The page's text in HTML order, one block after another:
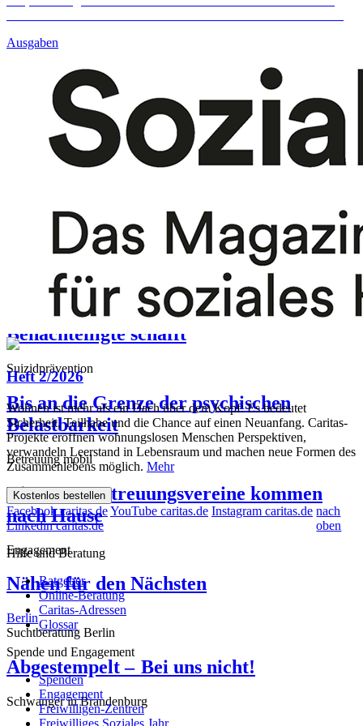
Ausgaben
Begleitung beim Lernen
Kindern beim Büffeln zur Seite stehen
Einsatz über Barrieren
„Dieses Jahr hat mich stärker gemacht“
Da sein für andere
Kaffee, Kuchen und Kontakt
Wohnungen gesucht
Wie ein „TürÖffner“ Wohnraum für
Benachteiligte schafft
Suizidprävention
Bis an die Grenze der psychischen
Belastbarkeit
Betreuung mobil
Die SKM Betreuungsvereine kommen
nach Hause
Engagement
Nähen für den Nächsten
Berlin
Suchtberatung Berlin
Abgestempelt – Bei uns nicht!
Schwanger in Brandenburg
Heft 2/2026
Wohnen ist mehr als ein Dach über dem Kopf: Es bedeutet
Sicherheit, Teilhabe und die Chance auf einen Neuanfang. Caritas-
Projekte eröffnen wohnungslosen Menschen Perspektiven,
verwandeln Leerstand in Lebensraum und machen neue Formen des
Zusammenlebens möglich. Mehr
Kostenlos bestellen
Facebook caritas.deYouTube caritas.de Instagram caritas.de
Linkedin caritas.de
nach
oben
Hilfe und Beratung
Ratgeber
Online-Beratung
Caritas-Adressen
Glossar
Spende und Engagement
Spenden
Engagement
Freiwilligen-Zentren